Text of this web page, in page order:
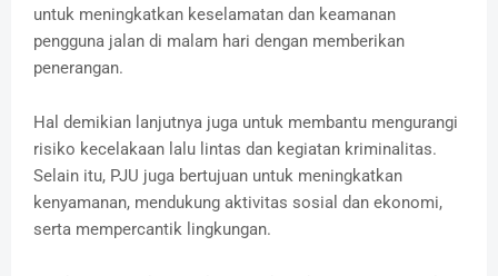
untuk meningkatkan keselamatan dan keamanan
pengguna jalan di malam hari dengan memberikan
penerangan.
Hal demikian lanjutnya juga untuk membantu mengurangi
risiko kecelakaan lalu lintas dan kegiatan kriminalitas.
Selain itu, PJU juga bertujuan untuk meningkatkan
kenyamanan, mendukung aktivitas sosial dan ekonomi,
serta mempercantik lingkungan.